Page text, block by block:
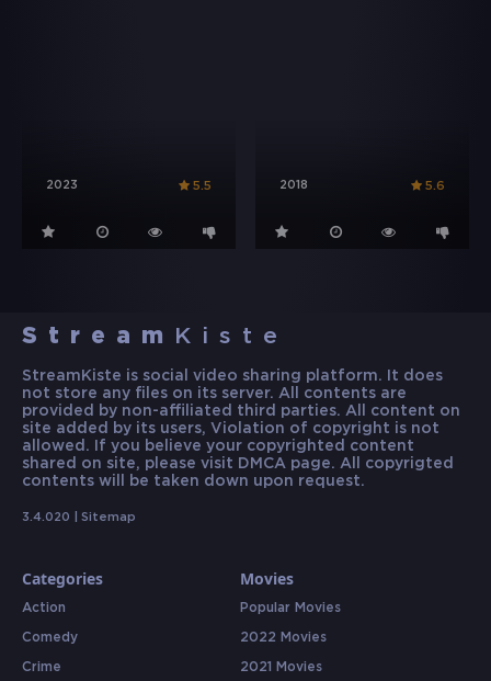
2023 5.5 2018 5.6
Stream Kiste
StreamKiste is social video sharing platform. It does
not store any files on its server. All contents are
provided by non-affiliated third parties. All content on
site added by its users, Violation of copyright is not
allowed. If you believe your copyrighted content
shared on site, please visit DMCA page. All copyrigted
contents will be taken down upon request.
3.4.020 | Sitemap
Categories
Action
Comedy
Crime
Movies
Popular Movies
2022 Movies
2021 Movies